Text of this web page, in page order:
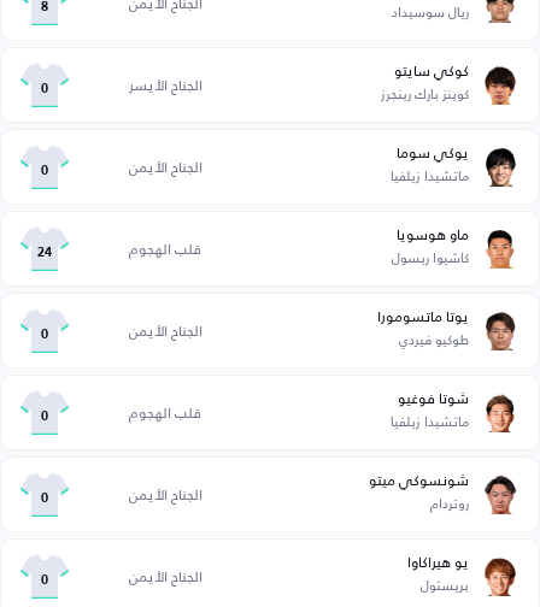
ريال سوسيداد 8
كوكي سايتو
كوينز بارك رينجرز الجناح الأيسر 0
يوكي سوما
ماتشيدا زيلفيا الجناح الأيمن 0
ماو هوسويا
كاشيوا ريسول قلب الهجوم 24
يوتا ماتسومورا
طوكيو فيردي الجناح الأيمن 0
شوتا فوغيو
ماتشيدا زيلفيا قلب الهجوم 0
شونسوكي ميتو
روتردام الجناح الأيمن 0
يو هيراكاوا
بريستول الجناح الأيمن 0